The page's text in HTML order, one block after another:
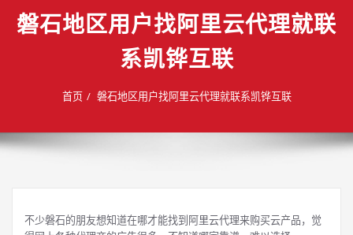
磐石地区用户找阿里云代理就联
系凯铧互联
首页 磐石地区用户找阿里云代理就联系凯铧互联
不少磐石的朋友想知道在哪才能找到阿里云代理来购买云产品，觉